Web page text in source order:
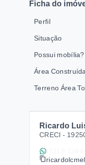
Ficha do
Perfil
Situação
Possui mobília?
Área Construída
Terreno Área
Ricardo
CRECI -